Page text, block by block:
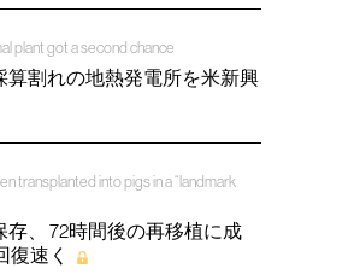
plant got a second chance
割れの地熱発電所を米新興
transplanted into pigs in a “landmark
、 72時間後の再移植に成
速く